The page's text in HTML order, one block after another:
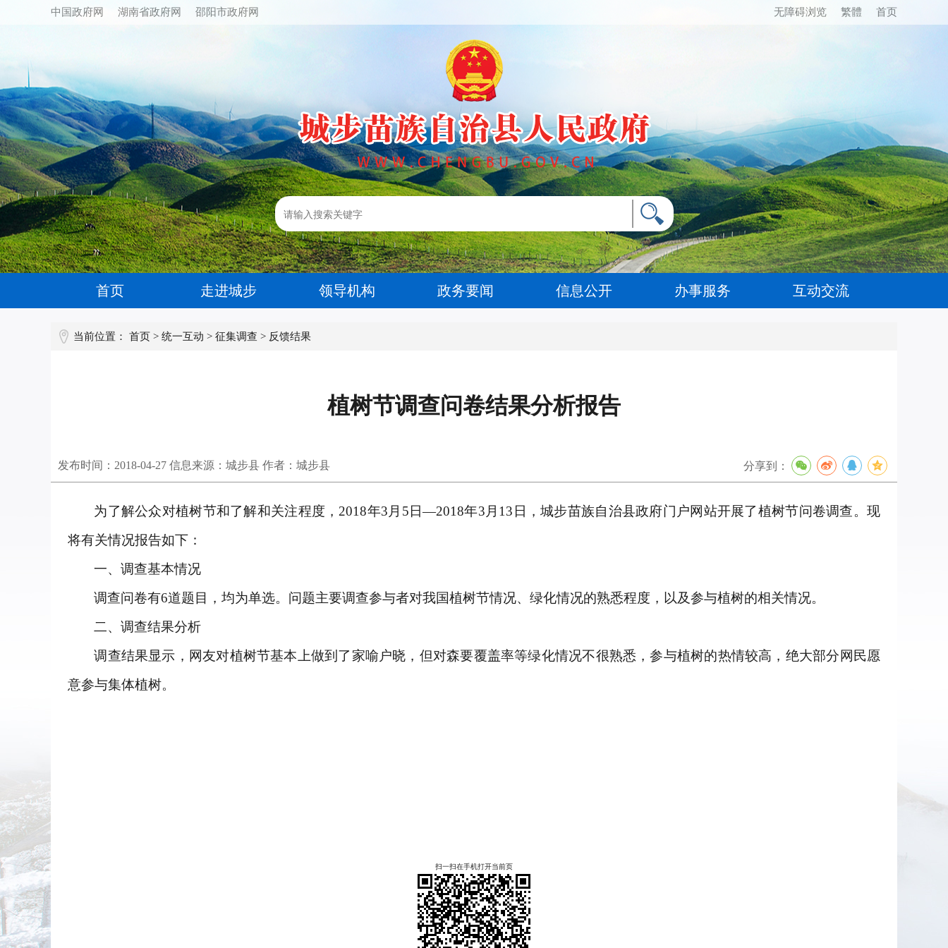
中国政府网 湖南省政府网 邵阳市政府网 首页
繁體
无障碍浏览
首页 走进城步 领导机构 政务要闻 信息公开 办事服务 互动交流
当前位置： 首页 > 统一互动 > 征集调查 > 反馈结果
植树节调查问卷结果分析报告
发布时间： 2018-04-27 信息来源：城步县 作者：城步县 分享到：
为了解公众对植树节和了解和关注程度，2018年3月5日—2018年3月13日，城步苗族自治县政府门户网站开展了植树节问卷调查。现
将有关情况报告如下：
一、调查基本情况
调查问卷有6道题目，均为单选。问题主要调查参与者对我国植树节情况、绿化情况的熟悉程度，以及参与植树的相关情况。
二、调查结果分析
调查结果显示，网友对植树节基本上做到了家喻户晓，但对森要覆盖率等绿化情况不很熟悉，参与植树的热情较高，绝大部分网民愿
意参与集体植树。
扫一扫在手机打开当前页